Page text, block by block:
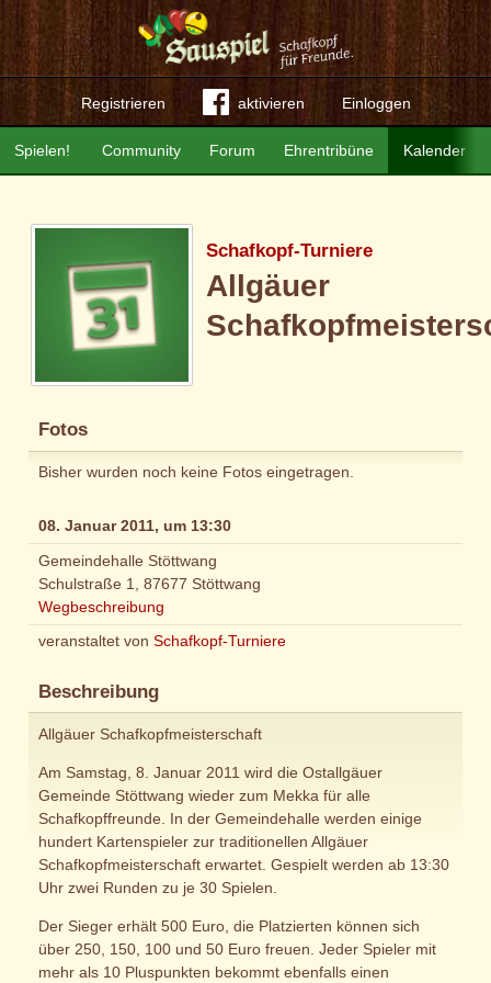
Registrieren aktivieren Einloggen
Community Forum Ehrentribüne Kalender
Spielen!
Schafkopf-Turniere
Allgäuer
Fotos
Bisher wurden noch keine Fotos eingetragen.
08. Januar 2011, um 13:30
Gemeindehalle Stöttwang
Schulstraße 1, 87677 Stöttwang
Wegbeschreibung
veranstaltet von Schafkopf-Turniere
Beschreibung
Allgäuer Schafkopfmeisterschaft
Am Samstag, 8. Januar 2011 wird die Ostallgäuer
Gemeinde Stöttwang wieder zum Mekka für alle
Schafkopffreunde. In der Gemeindehalle werden einige
hundert Kartenspieler zur traditionellen Allgäuer
Schafkopfmeisterschaft erwartet. Gespielt werden ab 13:30
Uhr zwei Runden zu je 30 Spielen.
Der Sieger erhält 500 Euro, die Platzierten können sich
über 250, 150, 100 und 50 Euro freuen. Jeder Spieler mit
mehr als 10 Pluspunkten bekommt ebenfalls einen